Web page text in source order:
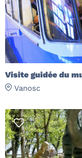
Visite guidée du
Vanosc